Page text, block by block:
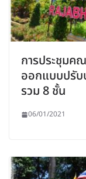
การประชุมค
ออกแบบปรับ
รวม 8 ชั้น
06/01/2021